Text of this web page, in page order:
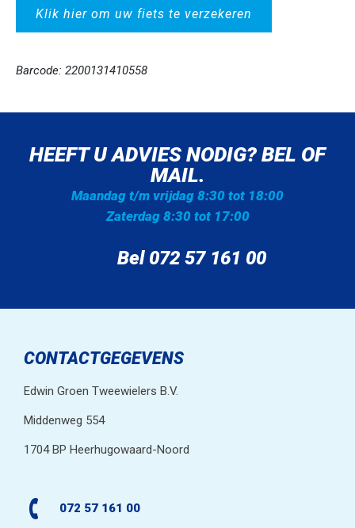
Klik hier om uw fiets te verzekeren
Barcode: 2200131410558
HEEFT U ADVIES NODIG? BEL OF
MAIL.
Maandag t/m vrijdag 8:30 tot 18:00
Zaterdag 8:30 tot 17:00
Bel 072 57 161 00
CONTACTGEGEVENS
Edwin Groen Tweewielers B.V.
Middenweg 554
1704 BP Heerhugowaard-Noord
072 57 161 00